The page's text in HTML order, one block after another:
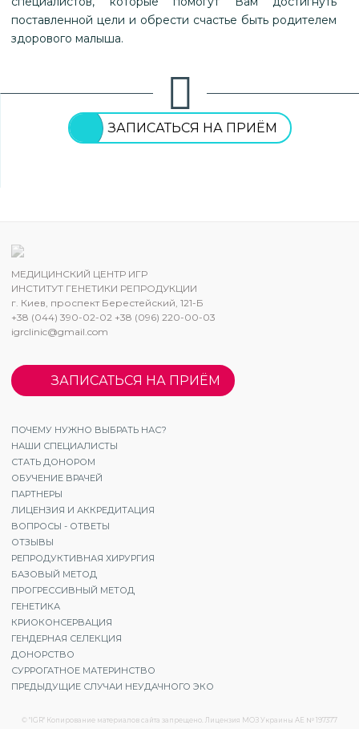
поставленной цели и обрести счастье быть родителем
здорового малыша.
ЗАПИСАТЬСЯ НА ПРИЁМ
МЕДИЦИНСКИЙ ЦЕНТР ИГР
ИНСТИТУТ ГЕНЕТИКИ РЕПРОДУКЦИИ
г. Киев, проспект Берестейский, 121-Б
+38 (044) 390-02-02 +38 (096) 220-00-03
igrclinic@gmail.com
ЗАПИСАТЬСЯ НА ПРИЁМ
ПОЧЕМУ НУЖНО ВЫБРАТЬ НАС?
НАШИ СПЕЦИАЛИСТЫ
СТАТЬ ДОНОРОМ
ОБУЧЕНИЕ ВРАЧЕЙ
ПАРТНЕРЫ
ЛИЦЕНЗИЯ И АККРЕДИТАЦИЯ
ВОПРОСЫ - ОТВЕТЫ
ОТЗЫВЫ
РЕПРОДУКТИВНАЯ ХИРУРГИЯ
БАЗОВЫЙ МЕТОД
ПРОГРЕССИВНЫЙ МЕТОД
ГЕНЕТИКА
КРИОКОНСЕРВАЦИЯ
ГЕНДЕРНАЯ СЕЛЕКЦИЯ
ДОНОРСТВО
СУРРОГАТНОЕ МАТЕРИНСТВО
ПРЕДЫДУЩИЕ СЛУЧАИ НЕУДАЧНОГО ЭКО
© "IGR" Копирование материалов сайта запрещено. Лицензия МОЗ Украины АЕ № 197377